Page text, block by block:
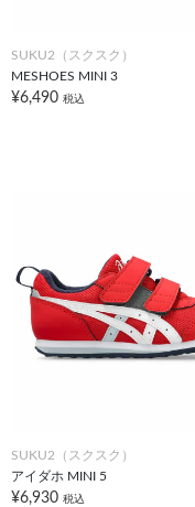
SUKU2（スクスク）
MESHOES MINI 3
¥6,490 税込
SUKU2（スクスク）
アイダホ MINI 5
¥6,930 税込